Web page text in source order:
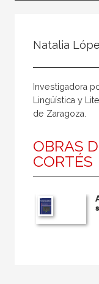
Coordinador
Editor
Escritor
Escritora
Ilustrador
Prologuista
Natalia
Investigadora
Lingüística y
de Zaragoza.
OBRAS
CORTÉS